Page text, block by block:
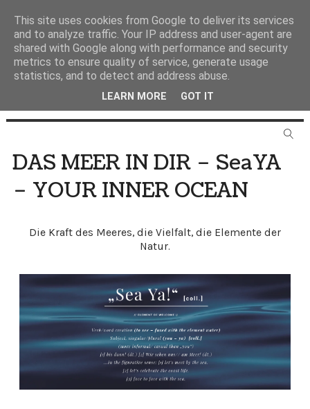
DAS MEER IN DIR – SeaYA
– YOUR INNER OCEAN
Die Kraft des Meeres, die Vielfalt, die Elemente der
Natur.
This site uses cookies from Google to deliver its services
and to analyze traffic. Your IP address and user-agent are
shared with Google along with performance and security
metrics to ensure quality of service, generate usage
statistics, and to detect and address abuse.
LEARN MORE GOT IT